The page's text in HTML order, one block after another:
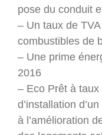
pose du conduit
– Un taux de
combustibles de
– Une prime
2016
– Eco Prêt à
d’installation
à l’amélioration